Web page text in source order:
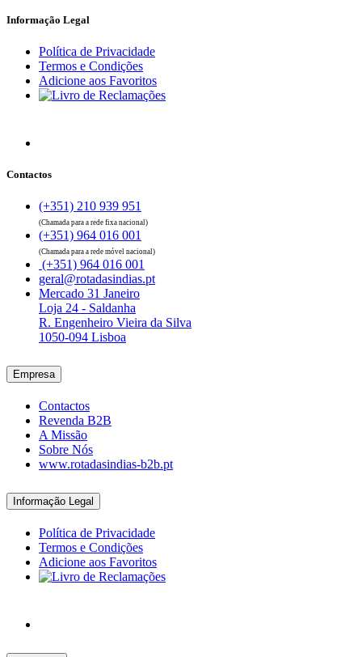
Informação Legal
Política de Privacidade
Termos e Condições
Adicione aos Favoritos
Contactos
(+351) 210 939 951
(Chamada para a rede fixa nacional)
(+351) 964 016 001
(Chamada para a rede móvel nacional)
(+351) 964 016 001
geral@rotadasindias.pt
Mercado 31 Janeiro
Loja 24 - Saldanha
R. Engenheiro Vieira da Silva
1050-094 Lisboa
Empresa
Contactos
Revenda B2B
A Missão
Sobre Nós
www.rotadasindias-b2b.pt
Informação Legal
Política de Privacidade
Termos e Condições
Adicione aos Favoritos